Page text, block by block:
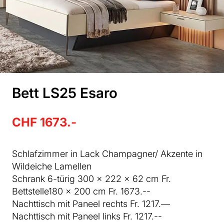
Bett LS25 Esaro
CHF 1673.-
Schlafzimmer in Lack Champagner/ Akzente in
Wildeiche Lamellen
Schrank 6-türig 300 x 222 x 62 cm Fr.
Bettstelle180 x 200 cm Fr. 1673.--
Nachttisch mit Paneel rechts Fr. 1217.—
Nachttisch mit Paneel links Fr. 1217.--